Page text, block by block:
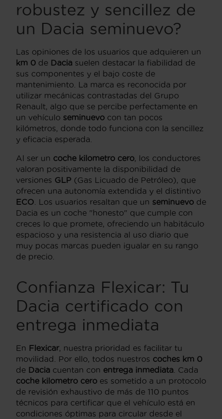
robustez y sencillez de
un Dacia seminuevo?
Las opiniones de los usuarios que adquieren un
km 0 de Dacia suelen destacar la fiabilidad de
sus componentes y el bajo coste de
mantenimiento. La marca es reconocida por
utilizar mecánicas contrastadas del Grupo
Renault, algo que se percibe perfectamente en
un vehículo seminuevo con tan pocos
kilómetros, donde todo funciona con la sencillez
y eficacia esperada.
Al ser un coche kilometro cero , los conductores
valoran positivamente la disponibilidad de
versiones GLP (Gas Licuado de Petróleo), que
ofrecen una autonomía extendida y el distintivo
ECO . Los usuarios resaltan que un seminuevo de
Dacia es un coche "honesto" que cumple con
creces lo que promete, ofreciendo un habitáculo
espacioso y una resistencia al uso diario que
muy pocas marcas pueden igualar en su rango
de precio.
Confianza Flexicar: Tu
Dacia certificado con
entrega inmediata
En Flexicar, nuestra prioridad es facilitar tu
movilidad. Por ello, todos nuestros coches km 0
de Dacia cuentan con entrega inmediata . Cada
coche kilometro cero es sometido a un protocolo
de revisión exhaustivo de más de 110 puntos
técnicos para certificar que el vehículo está en
condiciones óptimas para circular desde el